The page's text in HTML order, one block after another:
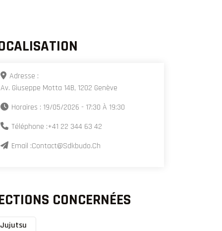
Adresse :
Av. Giuseppe Motta 14B, 1202 Genève
Horaires : 19/05/2026 - 17:30 À 19:30
Téléphone :+41 22 344 63 42
Email :Contact@sdkbudo.ch
CONCERNÉES
Jujutsu